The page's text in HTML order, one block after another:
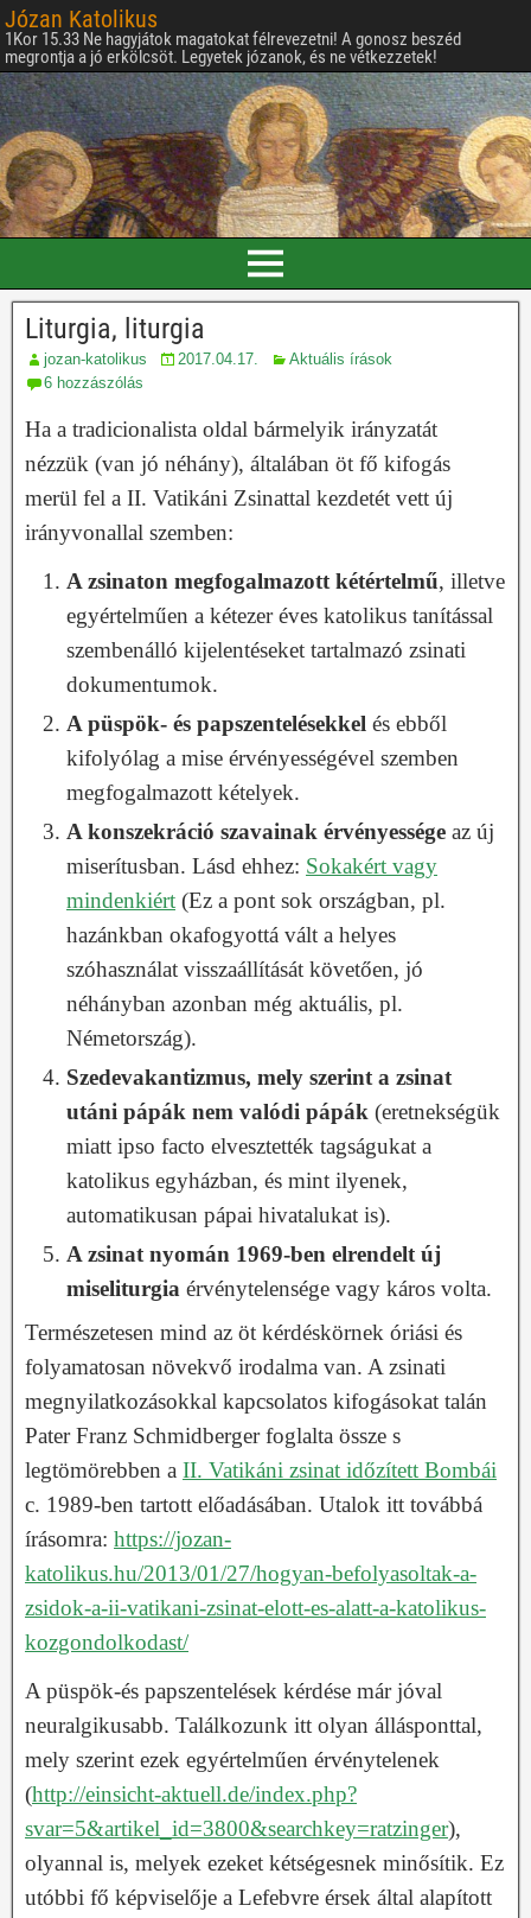
Józan Katolikus
1Kor 15.33 Ne hagyjátok magatokat félrevezetni! A gonosz beszéd
megrontja a jó erkölcsöt. Legyetek józanok, és ne vétkezzetek!
Liturgia, liturgia
jozan-katolikus 2017.04.17.
Aktuális írások
6 hozzászólás
Ha a tradicionalista oldal bármelyik irányzatát
nézzük (van jó néhány), általában öt fő kifogás
merül fel a II. Vatikáni Zsinattal kezdetét vett új
irányvonallal szemben:
A zsinaton megfogalmazott kétértelmű, illetve
egyértelműen a kétezer éves katolikus tanítással
szembenálló kijelentéseket tartalmazó zsinati
dokumentumok.
A püspök- és papszentelésekkel és ebből
kifolyólag a mise érvényességével szemben
megfogalmazott kételyek.
A konszekráció szavainak érvényessége az új
miserítusban. Lásd ehhez: Sokakért vagy
mindenkiért (Ez a pont sok országban, pl.
hazánkban okafogyottá vált a helyes
szóhasználat visszaállítását követően, jó
néhányban azonban még aktuális, pl.
Németország).
Szedevakantizmus, mely szerint a zsinat
utáni pápák nem valódi pápák (eretnekségük
miatt ipso facto elvesztették tagságukat a
katolikus egyházban, és mint ilyenek,
automatikusan pápai hivatalukat is).
A zsinat nyomán 1969-ben elrendelt új
miseliturgia érvénytelensége vagy káros volta.
Természetesen mind az öt kérdéskörnek óriási és
folyamatosan növekvő irodalma van. A zsinati
megnyilatkozásokkal kapcsolatos kifogásokat talán
Pater Franz Schmidberger foglalta össze s
legtömörebben a II. Vatikáni zsinat időzített Bombái
c. 1989-ben tartott előadásában. Utalok itt továbbá
írásomra: https://jozan-
katolikus.hu/2013/01/27/hogyan-befolyasoltak-a-
zsidok-a-ii-vatikani-zsinat-elott-es-alatt-a-katolikus-
kozgondolkodast/
A püspök-és papszentelések kérdése már jóval
neuralgikusabb. Találkozunk itt olyan állásponttal,
mely szerint ezek egyértelműen érvénytelenek
(http://einsicht-aktuell.de/index.php?
svar=5&artikel_id=3800&searchkey=ratzinger),
olyannal is, melyek ezeket kétségesnek minősítik. Ez
utóbbi fő képviselője a Lefebvre érsek által alapított